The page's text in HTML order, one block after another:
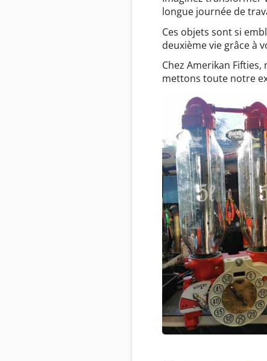
longue journée de
Ces objets sont si
deuxième vie grâce à
Chez Amerikan
mettons toute notre